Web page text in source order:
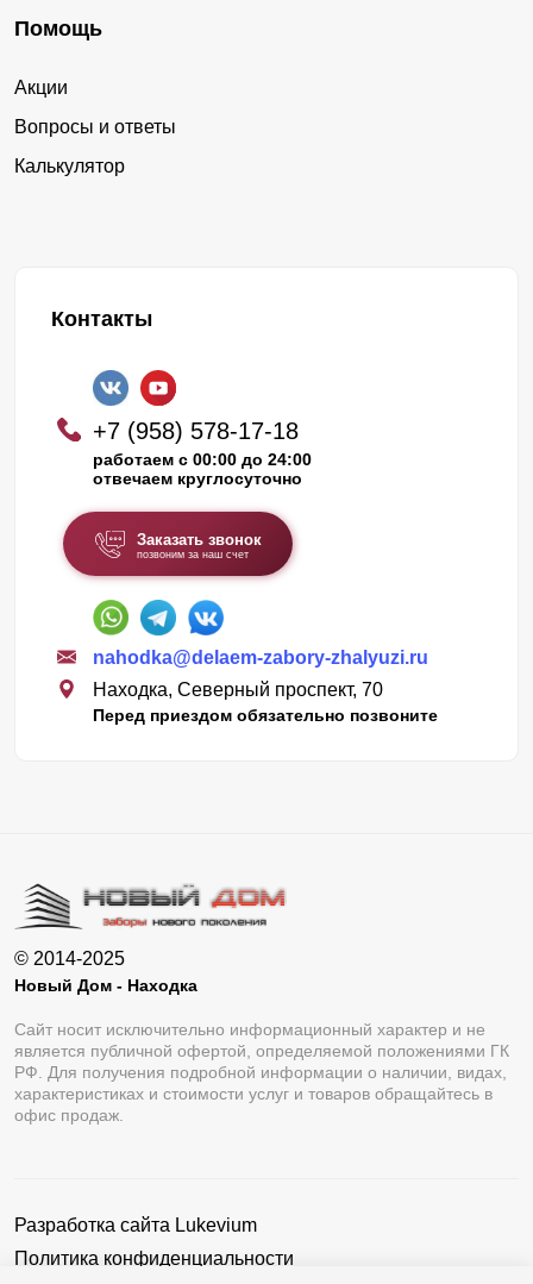
Помощь
Акции
Вопросы и ответы
Калькулятор
Контакты
+7 (958) 578-17-18
работаем с 00:00 до 24:00
отвечаем круглосуточно
Заказать звонок
позвоним за наш счет
nahodka@delaem-zabory-zhalyuzi.ru
Находка, Северный проспект, 70
Перед приездом обязательно позвоните
© 2014-2025
Новый Дом - Находка
Сайт носит исключительно информационный характер и не
является публичной офертой, определяемой положениями ГК
РФ. Для получения подробной информации о наличии, видах,
характеристиках и стоимости услуг и товаров обращайтесь в
офис продаж.
Разработка сайта Lukevium
Политика конфиденциальности